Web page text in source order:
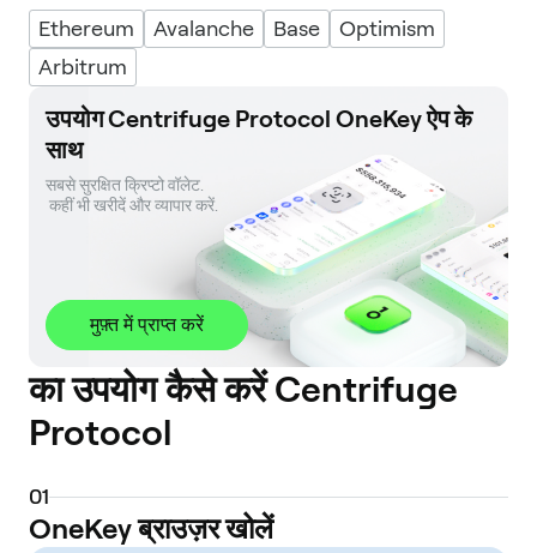
Ethereum
Avalanche Base
Optimism
Arbitrum
उपयोग Centrifuge Protocol OneKey ऐप के
साथ
सबसे सुरक्षित क्रिप्टो वॉलेट.
कहीं भी खरीदें और व्यापार करें.
मुफ़्त में प्राप्त करें
का उपयोग कैसे करें Centrifuge
Protocol
01
OneKey ब्राउज़र खोलें